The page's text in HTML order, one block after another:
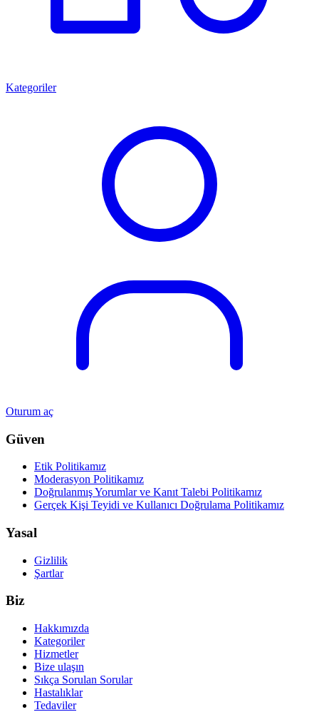
Kategoriler
Oturum aç
Güven
Etik Politikamız
Moderasyon Politikamız
Doğrulanmış Yorumlar ve Kanıt Talebi Politikamız
Gerçek Kişi Teyidi ve Kullanıcı Doğrulama Politikamız
Yasal
Gizlilik
Şartlar
Biz
Hakkımızda
Kategoriler
Hizmetler
Bize ulaşın
Sıkça Sorulan Sorular
Hastalıklar
Tedaviler